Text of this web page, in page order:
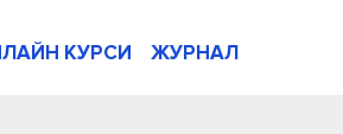
КУРСИ ЖУРНАЛ